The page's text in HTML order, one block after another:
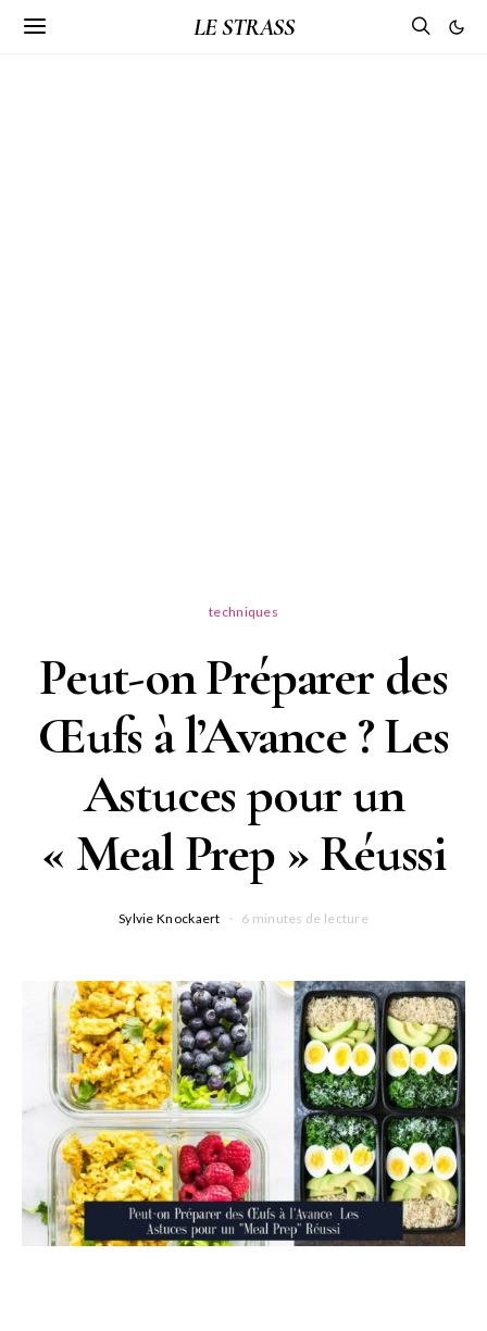
LE STRASS
techniques
Peut-on Préparer des
Œufs à l’Avance ? Les
Astuces pour un
« Meal Prep » Réussi
Sylvie Knockaert 6 minutes de lecture